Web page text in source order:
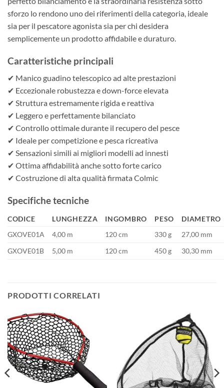
sforzo lo rendono uno dei riferimenti della categoria, ideale
sia per il pescatore agonista sia per chi desidera
semplicemente un prodotto affidabile e duraturo.
Caratteristiche principali
✔ Manico guadino telescopico ad alte prestazioni
✔ Eccezionale robustezza e down-force elevata
✔ Struttura estremamente rigida e reattiva
✔ Leggero e perfettamente bilanciato
✔ Controllo ottimale durante il recupero del pesce
✔ Ideale per competizione e pesca ricreativa
✔ Sensazioni simili ai migliori modelli ad innesti
✔ Ottima affidabilità anche sotto forte carico
✔ Costruzione di alta qualità firmata Colmic
Specifiche tecniche
CODICE LUNGHEZZA INGOMBRO PESO
DIAMETRO
GXOVE01A
4,00 m 120 cm 330 g
27,00 mm
GXOVE01B
5,00 m 120 cm 450 g 30,30 mm
PRODOTTI CORRELATI